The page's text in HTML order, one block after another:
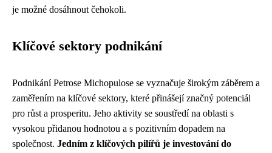
je možné dosáhnout čehokoli.
Klíčové sektory podnikání
Podnikání Petrose Michopulose se vyznačuje širokým záběrem a
zaměřením na klíčové sektory, které přinášejí značný potenciál
pro růst a prosperitu. Jeho aktivity se soustředí na oblasti s
vysokou přidanou hodnotou a s pozitivním dopadem na
společnost. Jedním z klíčových pilířů je investování do